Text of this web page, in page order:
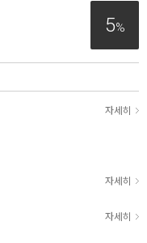
5%
자세히
자세히
자세히